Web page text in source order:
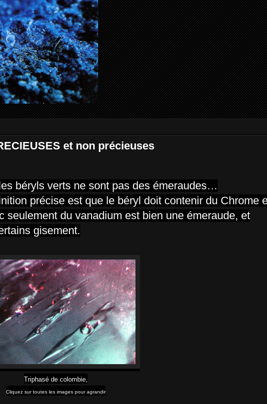
et non précieuses
béryls verts ne sont pas des émeraudes…
précise est que le béryl doit contenir du Chrome
seulement du vanadium est bien une émeraude, et
gisement.
Triphasé de colombie,
Cliquez sur toutes les images pour agrandir